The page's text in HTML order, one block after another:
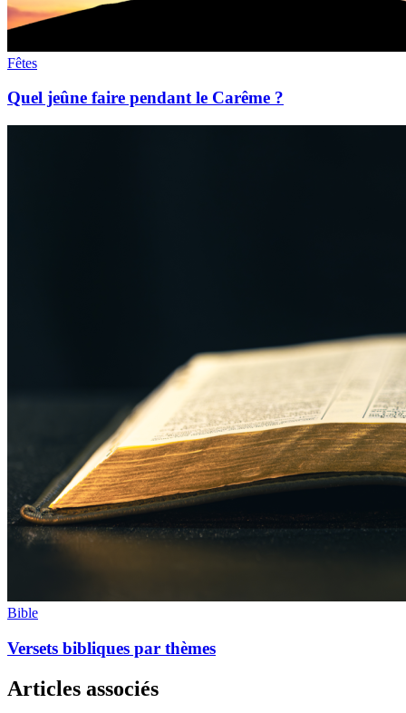
Fêtes
Quel jeûne faire pendant le Carême ?
Bible
Versets bibliques par thèmes
Articles associés